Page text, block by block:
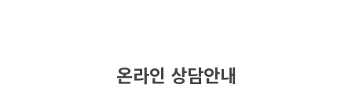
온라인 상담안내